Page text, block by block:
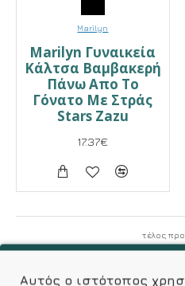
Marilyn
Marilyn Γυναικεία
Κάλτσα Βαμβακερή
Πάνω Απο Το
Γόνατο Με Στράς
Stars Zazu
17.37€
τέλος
Kalimeratzis-Underwear.com
Αυτός ο ιστότοπος